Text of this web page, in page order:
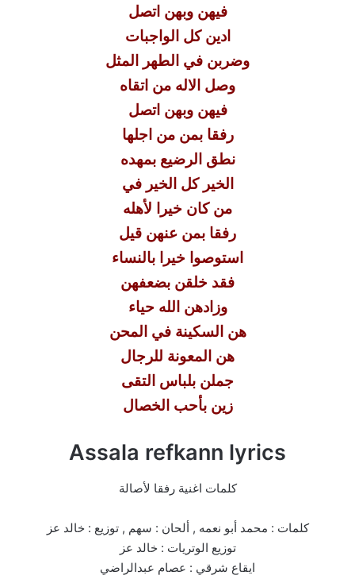
فيهن وبهن اتصل
ادين كل الواجبات
وضربن في الطهر المثل
وصل الاله من اتقاه
فيهن وبهن اتصل
رفقا بمن من اجلها
نطق الرضيع بمهده
الخير كل الخير في
من كان خيرا لأهله
رفقا بمن عنهن قيل
استوصوا خيرا بالنساء
فقد خلقن بضعفهن
وزادهن الله حياء
هن السكينة في المحن
هن المعونة للرجال
جملن بلباس التقى
زين بأحب الخصال
Assala refkann lyrics
كلمات اغنية رفقا لأصالة
كلمات : محمد أبو نعمه , ألحان : سهم , توزيع : خالد عز
توزيع الوتريات : خالد عز
ايقاع شرقي : عصام عبدالراضي